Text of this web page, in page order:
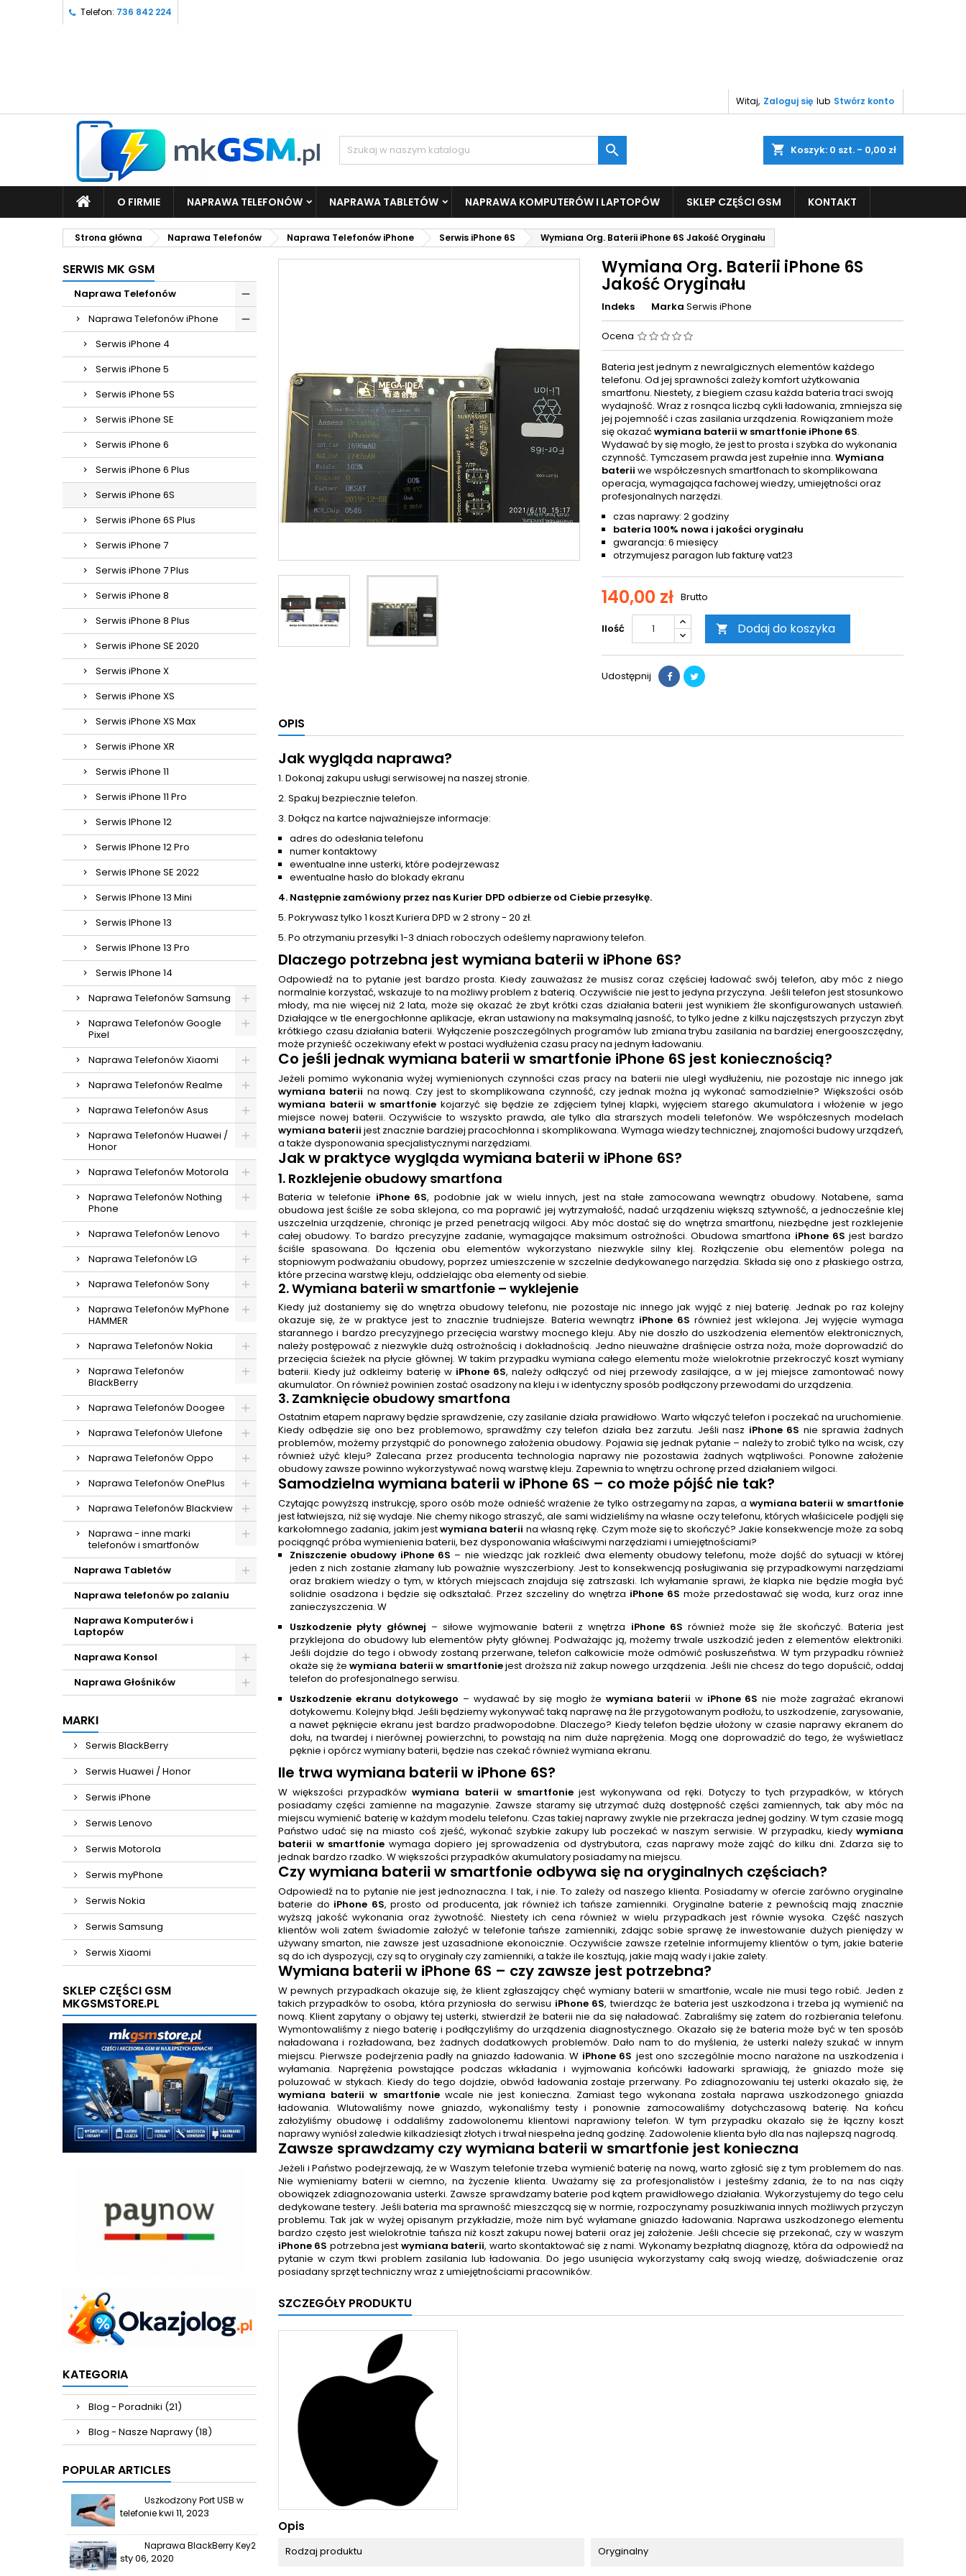
Telefon: 736 842 224
Witaj, Zaloguj się lub Stwórz konto
shopping_cart Koszyk: 0 szt. - 0,00 zł

O FIRMIE NAPRAWA TELEFONÓW NAPRAWA TABLETÓW NAPRAWA KOMPUTERÓW I LAPTOPÓW SKLEP CZĘŚCI GSM KONTAKT
Strona główna Naprawa Telefonów Naprawa Telefonów iPhone Serwis iPhone 6S Wymiana Org. Baterii iPhone 6S Jakość Oryginału
SERWIS MK GSM
Naprawa Telefonów
Naprawa Telefonów iPhone
Serwis iPhone 4
Serwis iPhone 5
Serwis iPhone 5S
Serwis iPhone SE
Serwis iPhone 6
Serwis iPhone 6 Plus
Serwis iPhone 6S
Serwis iPhone 6S Plus
Serwis iPhone 7
Serwis iPhone 7 Plus
Serwis iPhone 8
Serwis iPhone 8 Plus
Serwis iPhone SE 2020
Serwis iPhone X
Serwis iPhone XS
Serwis iPhone XS Max
Serwis iPhone XR
Serwis iPhone 11
Serwis iPhone 11 Pro
Serwis IPhone 12
Serwis IPhone 12 Pro
Serwis IPhone SE 2022
Serwis IPhone 13 Mini
Serwis IPhone 13
Serwis IPhone 13 Pro
Serwis IPhone 14
Naprawa Telefonów Samsung
Naprawa Telefonów Google
Pixel
Naprawa Telefonów Xiaomi
Naprawa Telefonów Realme
Naprawa Telefonów Asus
Naprawa Telefonów Huawei /
Honor
Naprawa Telefonów Motorola
Naprawa Telefonów Nothing
Phone
Naprawa Telefonów Lenovo
Naprawa Telefonów LG
Naprawa Telefonów Sony
Naprawa Telefonów MyPhone
HAMMER
Naprawa Telefonów Nokia
Naprawa Telefonów
BlackBerry
Naprawa Telefonów Doogee
Naprawa Telefonów Ulefone
Naprawa Telefonów Oppo
Naprawa Telefonów OnePlus
Naprawa Telefonów Blackview
Naprawa - inne marki
telefonów i smartfonów
Naprawa Tabletów
Naprawa telefonów po zalaniu
Naprawa Komputerów i
Laptopów
Naprawa Konsol
Naprawa Głośników
MARKI
Serwis BlackBerry
Serwis Huawei / Honor
Serwis iPhone
Serwis Lenovo
Serwis Motorola
Serwis myPhone
Serwis Nokia
Serwis Samsung
Serwis Xiaomi
SKLEP CZĘŚCI GSM
MKGSMSTORE.PL
KATEGORIA
Blog - Poradniki (21)
Blog - Nasze Naprawy (18)
POPULAR ARTICLES
Uszkodzony Port USB w
telefoniekwi 11, 2023
Naprawa BlackBerry Key2
sty 06, 2020
Wymiana Org. Baterii iPhone 6S
Jakość Oryginału
Indeks Marka Serwis iPhone
Ocena
Bateria jest jednym z newralgicznych elementów każdego
telefonu. Od jej sprawności zależy komfort użytkowania
smartfonu. Niestety, z biegiem czasu każda bateria traci swoją
wydajność. Wraz z rosnąca liczbą cykli ładowania, zmniejsza się
jej pojemność i czas zasilania urządzenia. Rowiązaniem może
się okazać wymiana baterii w smartfonie iPhone 6S.
Wydawać by się mogło, że jest to prosta i szybka do wykonania
czynność. Tymczasem prawda jest zupełnie inna. Wymiana
baterii we współczesnych smartfonach to skomplikowana
operacja, wymagająca fachowej wiedzy, umiejętności oraz
profesjonalnych narzędzi.
czas naprawy: 2 godziny
bateria 100% nowa i jakości oryginału
gwarancja: 6 miesięcy
otrzymujesz paragon lub fakturę vat23
140,00 zł Brutto
Ilość  Dodaj do koszyka
Udostępnij
OPIS
Jak wygląda naprawa?
1. Dokonaj zakupu usługi serwisowej na naszej stronie.
2. Spakuj bezpiecznie telefon.
3. Dołącz na kartce najważniejsze informacje:
adres do odesłania telefonu
numer kontaktowy
ewentualne inne usterki, które podejrzewasz
ewentualne hasło do blokady ekranu
4. Następnie zamówiony przez nas Kurier DPD odbierze od Ciebie przesyłkę.
5. Pokrywasz tylko 1 koszt Kuriera DPD w 2 strony - 20 zł.
5. Po otrzymaniu przesyłki 1-3 dniach roboczych odeślemy naprawiony telefon.
Dlaczego potrzebna jest wymiana baterii w iPhone 6S?
Odpowiedź na to pytanie jest bardzo prosta. Kiedy zauważasz że musisz coraz częściej ładować swój telefon, aby móc z niego
normalnie korzystać, wskazuje to na możliwy problem z baterią. Oczywiście nie jest to jedyna przyczyna. Jeśli telefon jest stosunkowo
młody, ma nie więcej niż 2 lata, może się okazać że zbyt krótki czas działania baterii jest wynikiem źle skonfigurowanych ustawień.
Działające w tle energochłonne aplikacje, ekran ustawiony na maksymalną jasność, to tylko jedne z kilku najczęstszych przyczyn zbyt
krótkiego czasu działania baterii. Wyłączenie poszczególnych programów lub zmiana trybu zasilania na bardziej energooszczędny,
może przynieść oczekiwany efekt w postaci wydłużenia czasu pracy na jednym ładowaniu.
Co jeśli jednakwymiana baterii w smartfonie iPhone 6S jest koniecznością?
Jeżeli pomimo wykonania wyżej wymienionych czynności czas pracy na baterii nie uległ wydłużeniu, nie pozostaje nic innego jak
wymiana baterii na nową. Czy jest to skomplikowana czynność, czy jednak można ją wykonać samodzielnie? Większości osób
wymiana baterii w smartfonie kojarzyć się będzie ze zdjęciem tylnej klapki, wyjęciem starego akumulatora i włożenie w jego
miejsce nowej baterii. Oczywiście to wszyskto prawda, ale tylko dla strarszych modeli telefonów. We współczesnych modelach
wymiana baterii jest znacznie bardziej pracochłonna i skomplikowana. Wymaga wiedzy technicznej, znajomości budowy urządzeń,
a także dysponowania specjalistycznymi narzędziami.
Jak w praktyce wygląda wymiana baterii w iPhone 6S?
1. Rozklejenie obudowy smartfona
Bateria w telefonie iPhone 6S, podobnie jak w wielu innych, jest na stałe zamocowana wewnątrz obudowy. Notabene, sama
obudowa jest ściśle ze soba sklejona, co ma poprawić jej wytrzymałość, nadać urządzeniu większą sztywność, a jednocześnie klej
uszczelnia urządzenie, chroniąc je przed penetracją wilgoci. Aby móc dostać się do wnętrza smartfonu, niezbędne jest rozklejenie
całej obudowy. To bardzo precyzyjne zadanie, wymagające maksimum ostrożności. Obudowa smartfona iPhone 6S jest bardzo
ściśle spasowana. Do łączenia obu elementów wykorzystano niezwykle silny klej. Rozłączenie obu elementów polega na
stopniowym podważaniu obudowy, poprzez umieszczenie w szczelnie dedykowanego narzędzia. Składa się ono z płaskiego ostrza,
które przecina warstwę kleju, oddzielając oba elementy od siebie.
2.Wymiana baterii w smartfonie – wyklejenie
Kiedy już dostaniemy się do wnętrza obudowy telefonu, nie pozostaje nic innego jak wyjąć z niej baterię. Jednak po raz kolejny
okazuje się, że w praktyce jest to znacznie trudniejsze. Bateria wewnątrz iPhone 6S również jest wklejona. Jej wyjęcie wymaga
starannego i bardzo precyzyjnego przecięcia warstwy mocnego kleju. Aby nie doszło do uszkodzenia elementów elektronicznych,
należy postępować z niezwykle dużą ostrożnością i dokładnością. Jedno nieuważne draśnięcie ostrza noża, może doprowadzić do
przecięcia ścieżek na płycie głównej. W takim przypadku wymiana całego elementu może wielokrotnie przekroczyć koszt wymiany
baterii. Kiedy już odkleimy baterię w iPhone 6S, należy odłączyć od niej przewody zasilające, a w jej miejsce zamontować nowy
akumulator. On również powinien zostać osadzony na kleju i w identyczny sposób podłączony przewodami do urządzenia.
3. Zamknięcie obudowy smartfona
Ostatnim etapem naprawy będzie sprawdzenie, czy zasilanie działa prawidłowo. Warto włączyć telefon i poczekać na uruchomienie.
Kiedy odbędzie się ono bez problemowo, sprawdźmy czy telefon działa bez zarzutu. Jeśli nasz iPhone 6S nie sprawia żadnych
problemów, możemy przystąpić do ponownego założenia obudowy. Pojawia się jednak pytanie – należy to zrobić tylko na wcisk, czy
również użyć kleju? Zalecana przez producenta technologia naprawy nie pozostawia żadnych wątpliwości. Ponowne założenie
obudowy zawsze powinno wykorzystywać nową warstwę kleju. Zapewnia to wnętrzu ochronę przed działaniem wilgoci.
Samodzielna wymiana baterii w iPhone 6S – co może pójść nie tak?
Czytając powyższą instrukcję, sporo osób może odnieść wrażenie że tylko ostrzegamy na zapas, a wymiana baterii w smartfonie
jest łatwiejsza, niż się wydaje. Nie chemy nikogo straszyć, ale sami widzieliśmy na własne oczy telefonu, których właśicicele podjęli się
karkołomnego zadania, jakim jestwymiana baterii na własną rękę. Czym może się to skończyć? Jakie konsekwencje może za sobą
pociągnąć próba wymienienia baterii, bez dysponowania właściwymi narzędziami i umiejętnościami?
Zniszczenie obudowy iPhone 6S – nie wiedząc jak rozkleić dwa elementy obudowy telefonu, może dojść do sytuacji w której
jeden z nich zostanie złamany lub poważnie wyszczerbiony. Jest to konsekwencją posługiwania się przypadkowymi narzędziami
oraz brakiem wiedzy o tym, w których miejscach znajduja się zatrszaski. Ich wyłamanie sprawi, że klapka nie będzie mogła być
solidnie osadzona i będzie się odkształać. Przez szczeliny do wnętrza iPhone 6S może przedostawać się woda, kurz oraz inne
zanieczyszczenia. W
Uszkodzenie płyty głównej – siłowe wyjmowanie baterii z wnętrza iPhone 6S również może się źle skończyć. Bateria jest
przyklejona do obudowy lub elementów płyty głównej. Podważając ją, możemy trwale uszkodzić jeden z elementów elektroniki.
Jeśli dojdzie do tego i obwody zostaną przerwane, telefon całkowicie może odmówić posłuszeństwa. W tym przypadku również
okaże się żewymiana baterii w smartfoniejest droższa niż zakup nowego urządzenia. Jeśli nie chcesz do tego dopuścić, oddaj
telefon do profesjonalnego serwisu.
Uszkodzenie ekranu dotykowego – wydawać by się mogło że wymiana baterii w iPhone 6S nie może zagrażać ekranowi
dotykowemu. Kolejny błąd. Jeśli będziemy wykonywać taką naprawę na źle przygotowanym podłożu, to uszkodzenie, zarysowanie,
a nawet pęknięcie ekranu jest bardzo pradwopodobne. Dlaczego? Kiedy telefon będzie ułożony w czasie naprawy ekranem do
dołu, na twardej i nierównej powierzchni, to powstają na nim duże naprężenia. Mogą one doprowadzić do tego, że wyświetlacz
pęknie i opórcz wymiany baterii, będzie nas czekać również wymiana ekranu.
Ile trwa wymiana baterii w iPhone 6S?
W większości przypadkówwymiana baterii w smartfoniejest wykonywana od ręki. Dotyczy to tych przypadków, w których
posiadamy części zamienne na magazynie. Zawsze staramy się utrzymać dużą dostępność części zamiennych, tak aby móc na
miejscu wymienić baterię w każdym modelu telefonu. Czas takiej naprawy zwykle nie przekracza jednej godziny. W tym czasie mogą
Państwo udać się na miasto coś zjeść, wykonać szybkie zakupy lub poczekać w naszym serwisie. W przypadku, kiedy wymiana
baterii w smartfonie wymaga dopiero jej sprowadzenia od dystrybutora, czas naprawy może zająć do kilku dni. Zdarza się to
jednak bardzo rzadko. W większości przypadków akumulatory posiadamy na miejscu.
Czywymiana baterii w smartfonie odbywa się na oryginalnych częściach?
Odpowiedź na to pytanie nie jest jednoznaczna. I tak, i nie. To zależy od naszego klienta. Posiadamy w ofercie zarówno oryginalne
baterie do iPhone 6S, prosto od producenta, jak również ich tańsze zamienniki. Oryginalne baterie z pewnością mają znacznie
wyższą jakość wykonania oraz żywotność. Niestety ich cena również w wielu przypadkach jest równie wysoka. Część naszych
klientów woli zatem świadomie założyć w telefonie tańsze zamienniki, zdając sobie sprawę że inwestowanie dużych pieniędzy w
używany smarton, nie zawsze jest uzasadnione ekonoicznie. Oczywiście zawsze rzetelnie informujemy klientów o tym, jakie baterie
są do ich dyspozycji, czy są to oryginały czy zamienniki, a także ile kosztują, jakie mają wady i jakie zalety.
Wymiana baterii w iPhone 6S – czy zawsze jest potrzebna?
W pewnych przypadkach okazuje się, że klient zgłaszający chęć wymiany baterii w smartfonie, wcale nie musi tego robić. Jeden z
takich przypadków to osoba, która przyniosła do serwisu iPhone 6S, twierdząc że bateria jest uszkodzona i trzeba ją wymienić na
nową. Klient zapytany o objawy tej usterki, stwierdził że baterii nie da się naładować. Zabraliśmy się zatem do rozbierania telefonu.
Wymontowaliśmy z niego baterię i podłączyliśmy do urządzenia diagnostycznego. Okazało się że bateria może być w ten sposób
naładowana i rozładowana, bez żadnych dodatkowych problemów. Dało nam to do myślenia, że usterki należy szukać w innym
miejscu. Pierwsze podejrzenia padły na gniazdo ładowania. W iPhone 6S jest ono szczególnie mocno narażone na uszkodzenia i
wyłamania. Naprężenia powstające podczas wkładania i wyjmowania końcówki ładowarki sprawiają, że gniazdo może się
poluzować w stykach. Kiedy do tego dojdzie, obwód ładowania zostaje przerwany. Po zdiagnozowaniu tej usterki okazało się, że
wymiana baterii w smartfoniewcale nie jest konieczna. Zamiast tego wykonana została naprawa uszkodzonego gniazda
ładowania. Wlutowaliśmy nowe gniazdo, wykonaliśmy testy i ponownie zamocowaliśmy dotychczasową baterię. Na końcu
założyliśmy obudowę i oddaliśmy zadowolonemu klientowi naprawiony telefon. W tym przypadku okazało się że łączny koszt
naprawy wyniósł zaledwie kilkadziesiąt złotych i trwał niespełna jedną godzinę. Zadowolenie klienta było dla nas najlepszą nagrodą.
Zawsze sprawdzamy czy wymiana baterii w smartfonie jest konieczna
Jeżeli i Państwo podejrzewają, że w Waszym telefonie trzeba wymienić baterię na nową, warto zgłosić się z tym problemem do nas.
Nie wymieniamy baterii w ciemno, na życzenie klienta. Uważamy się za profesjonalistów i jesteśmy zdania, że to na nas ciąży
obowiązek zdiagnozowania usterki. Zawsze sprawdzamy baterie pod kątem prawidłowego działania. Wykorzystujemy do tego celu
dedykowane testery. Jeśli bateria ma sprawność mieszczącą się w normie, rozpoczynamy posuzkiwania innych możliwych przyczyn
problemu. Tak jak w wyżej opisanym przykładzie, może nim być wyłamane gniazdo ładowania. Naprawa uszkodzonego elementu
bardzo często jest wielokrotnie tańsza niż koszt zakupu nowej baterii oraz jej założenie. Jeśli chcecie się przekonać, czy w waszym
iPhone 6S potrzebna jest wymiana baterii, warto skontaktować się z nami. Wykonamy bezpłatną diagnozę, która da odpowiedź na
pytanie w czym tkwi problem zasilania lub ładowania. Do jego usunięcia wykorzystamy całą swoją wiedzę, doświadczenie oraz
posiadany sprzęt techniczny wraz z umiejętnościami pracowników.
SZCZEGÓŁY PRODUKTU
Opis
Rodzaj produktu Oryginalny